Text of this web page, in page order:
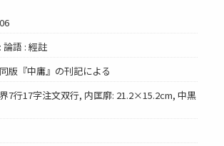
論語 : 經註
版『中庸』の刊記による
7行17字注文双行, 内匡廓: 21.2×15.2cm, 中黒